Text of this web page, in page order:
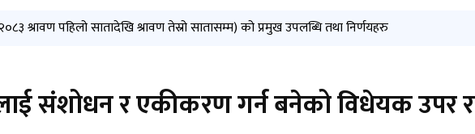
अन्तर्गतका निकायहरुको स्वीकृत संगठन संरचना
श्रावण पहिलो सातादेखि श्रावण तेस्रो सातासम्म) को प्रमुख उपलब्धि तथा निर्णयहरु
व्यवस्था मिलाइएको सम्बन्धमा
सम्बन्धमा
८४)
संशोधन र एकीकरण गर्न बनेको विधेयक उपर